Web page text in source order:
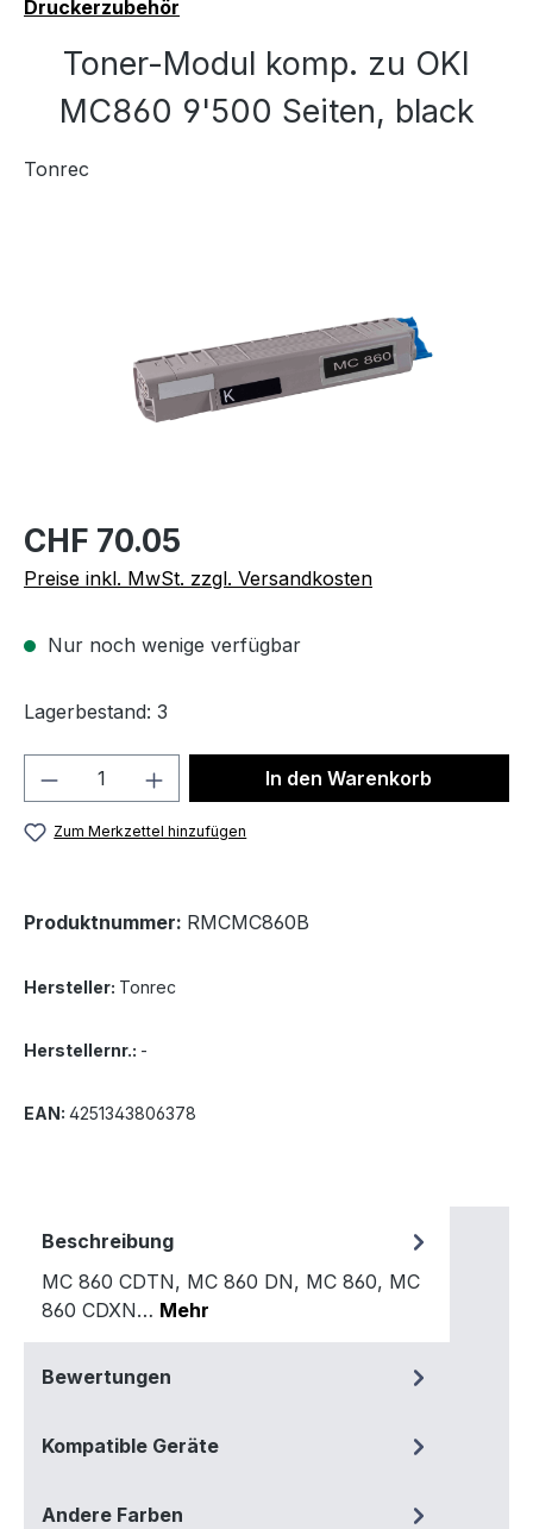
Druckerzubehör
Toner-Modul komp. zu OKI
MC860 9'500 Seiten, black
Tonrec
CHF 70.05
Preise inkl. MwSt. zzgl. Versandkosten
Nur noch wenige verfügbar
Lagerbestand: 3
Produkt Anzahl: Gib denIn den Warenkorb
Zum Merkzettel hinzufügen
Produktnummer: RMCMC860B
Hersteller: Tonrec
Herstellernr.: -
EAN: 4251343806378
Beschreibung
MC 860 CDTN, MC 860 DN, MC 860, MC
860 CDXN… Mehr
Bewertungen
Kompatible Geräte
Andere Farben